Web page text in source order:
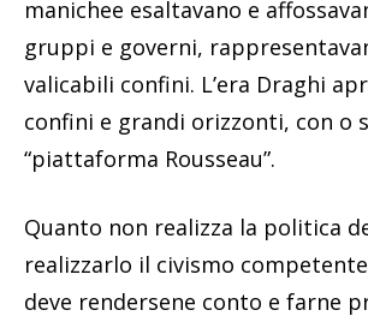
manichee esaltavano e
gruppi e governi,
valicabili confini. L’era Draghi
confini e grandi orizzonti, con o
“piattaforma Rousseau”.
Quanto non realizza la politica
realizzarlo il civismo
deve rendersene conto e farne